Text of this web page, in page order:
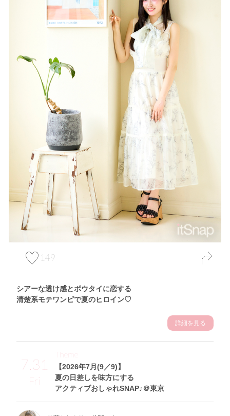
149
シアーな透け感とボウタイに恋する
清楚系モテワンピで夏のヒロイン♡
詳細を見る
7.31
Fri
【2026年7月(9／9)】
夏の日差しを味方にする
アクティブおしゃれSNAP♪＠東京
Theme